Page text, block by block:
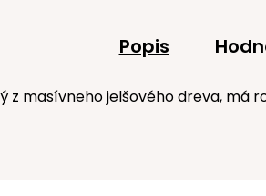
Popis
z masívneho jelšového dreva,